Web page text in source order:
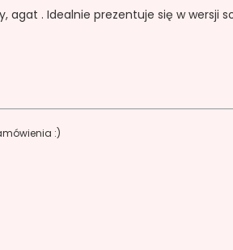
. Idealnie prezentuje się w wersji
:)